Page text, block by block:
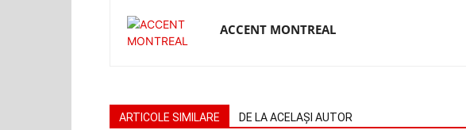
ACCENT MONTREAL
ARTICOLE SIMILARE DE LA ACELAȘI AUTOR